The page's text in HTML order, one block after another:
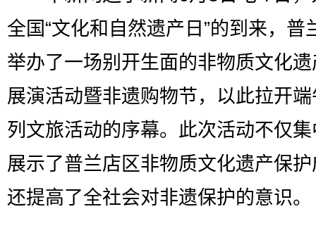
全国“文化和自然遗产日”的到来，普
举办了一场别开生面的非物质文化
展演活动暨非遗购物节，以此拉开
列文旅活动的序幕。此次活动不仅
展示了普兰店区非物质文化遗产保
还提高了全社会对非遗保护的意识。